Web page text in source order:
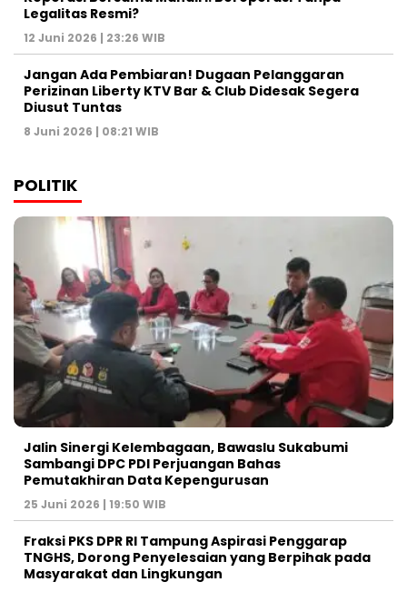
Legalitas Resmi?
12 Juni 2026 | 23:26 WIB
Jangan Ada Pembiaran! Dugaan Pelanggaran
Perizinan Liberty KTV Bar & Club Didesak Segera
Diusut Tuntas
8 Juni 2026 | 08:21 WIB
POLITIK
Jalin Sinergi Kelembagaan, Bawaslu Sukabumi
Sambangi DPC PDI Perjuangan Bahas
Pemutakhiran Data Kepengurusan
25 Juni 2026 | 19:50 WIB
‎Fraksi PKS DPR RI Tampung Aspirasi Penggarap
TNGHS, Dorong Penyelesaian yang Berpihak pada
Masyarakat dan Lingkungan‎